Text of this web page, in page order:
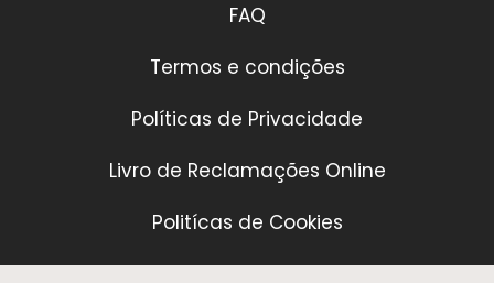
FAQ
Termos e condições
Políticas de Privacidade
Livro de Reclamações Online
Politícas de Cookies